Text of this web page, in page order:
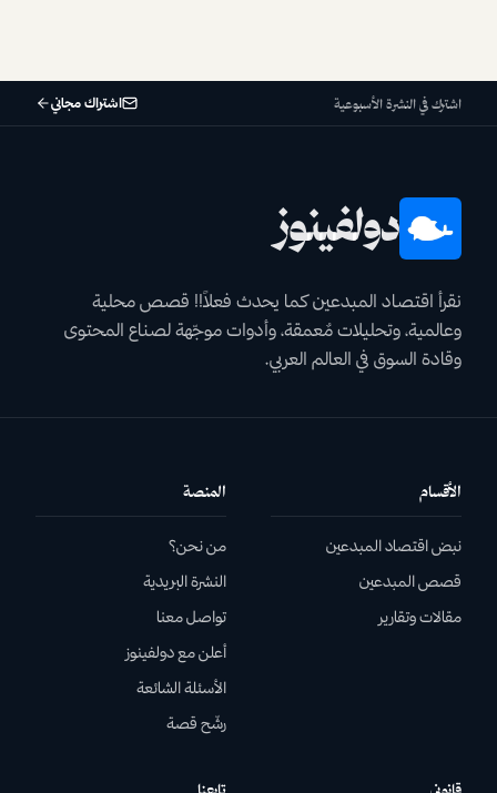
اشترك في النشرة الأسبوعية اشتراك مجاني
دولفينوز
نقرأ اقتصاد المبدعين كما يحدث فعلاً!! قصص محلية
وعالمية، وتحليلات مٌعمقة، وأدوات موجّهة لصناع المحتوى
وقادة السوق في العالم العربي.
الأقسام
نبض اقتصاد المبدعين
قصص المبدعين
مقالات وتقارير
المنصة
من نحن؟
النشرة البريدية
تواصل معنا
أعلن مع دولفينوز
الأسئلة الشائعة
رشّح قصة